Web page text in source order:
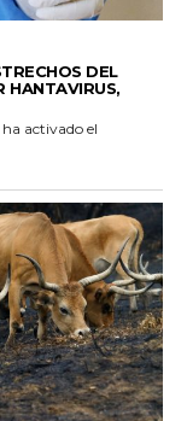
DEL
HANTAVIRUS,
activado el